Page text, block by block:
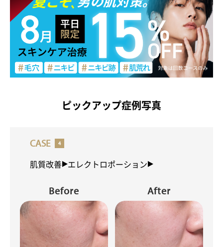
CSRの取り組み
調査データアーカイブ
メンバーシップギフトとは
各種セミナーの開催
よくある質問と回答
新着情報一覧
セミナー情報一覧
ご予約・ご相談フォーム
ピックアップ症例写真
CASE
肌質改善 エレクトロポーション
Before After